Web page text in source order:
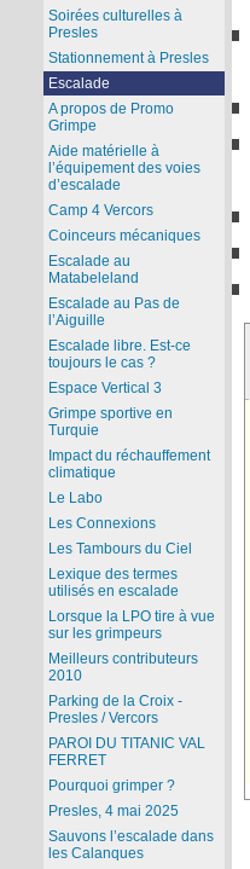
Soirées culturelles à
Presles
Stationnement à Presles
Escalade
A propos de Promo
Grimpe
Aide matérielle à
l’équipement des voies
d’escalade
Camp 4 Vercors
Coinceurs mécaniques
Escalade au
Matabeleland
Escalade au Pas de
l’Aiguille
Escalade libre. Est-ce
toujours le cas ?
Espace Vertical 3
Grimpe sportive en
Turquie
Impact du réchauffement
climatique
Le Labo
Les Connexions
Les Tambours du Ciel
Lexique des termes
utilisés en escalade
Lorsque la LPO tire à vue
sur les grimpeurs
Meilleurs contributeurs
2010
Parking de la Croix -
Presles / Vercors
PAROI DU TITANIC VAL
FERRET
Pourquoi grimper ?
Presles, 4 mai 2025
Sauvons l’escalade dans
les Calanques